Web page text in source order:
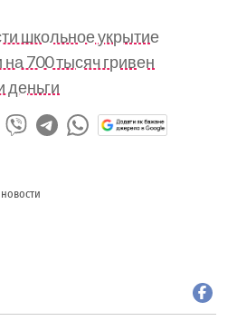
школьное укрытие
700 тысяч гривен
деньги
новости